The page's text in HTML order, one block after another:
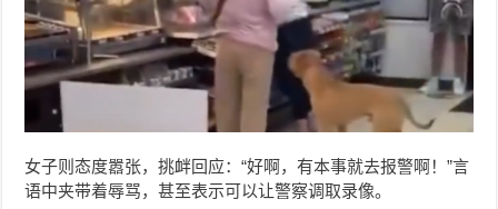
女子则态度嚣张，挑衅回应：“好啊，有本事就去报警啊！”言
语中夹带着辱骂，甚至表示可以让警察调取录像。